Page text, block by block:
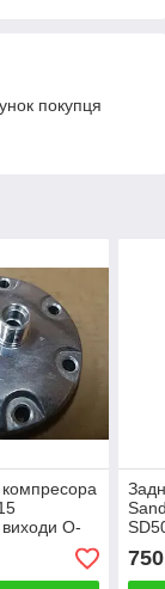
покупця
виходи O-
750